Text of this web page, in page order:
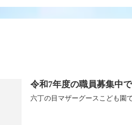
令和7年度の職員募集中で
六丁の目マザーグースこども園